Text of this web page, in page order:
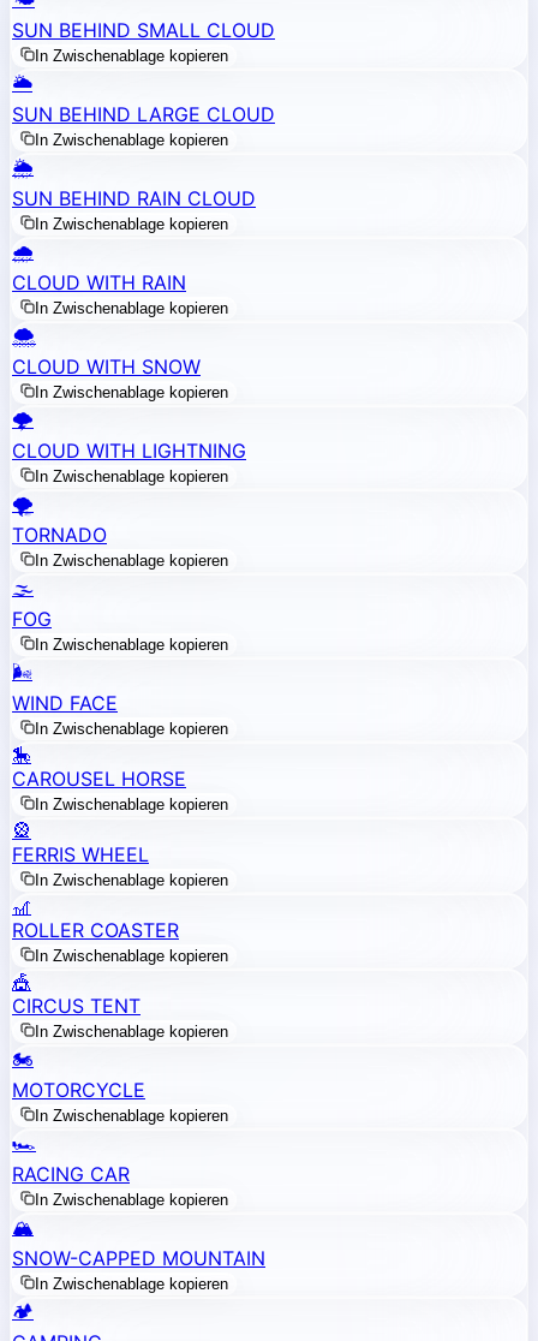
SUN BEHIND SMALL CLOUD
In Zwischenablage kopieren
🌥️
SUN BEHIND LARGE CLOUD
In Zwischenablage kopieren
🌦️
SUN BEHIND RAIN CLOUD
In Zwischenablage kopieren
🌧️
CLOUD WITH RAIN
In Zwischenablage kopieren
🌨️
CLOUD WITH SNOW
In Zwischenablage kopieren
🌩️
CLOUD WITH LIGHTNING
In Zwischenablage kopieren
🌪️
TORNADO
In Zwischenablage kopieren
🌫️
FOG
In Zwischenablage kopieren
🌬️
WIND FACE
In Zwischenablage kopieren
🎠
CAROUSEL HORSE
In Zwischenablage kopieren
🎡
FERRIS WHEEL
In Zwischenablage kopieren
🎢
ROLLER COASTER
In Zwischenablage kopieren
🎪
CIRCUS TENT
In Zwischenablage kopieren
🏍️
MOTORCYCLE
In Zwischenablage kopieren
🏎️
RACING CAR
In Zwischenablage kopieren
🏔️
SNOW-CAPPED MOUNTAIN
In Zwischenablage kopieren
🏕️